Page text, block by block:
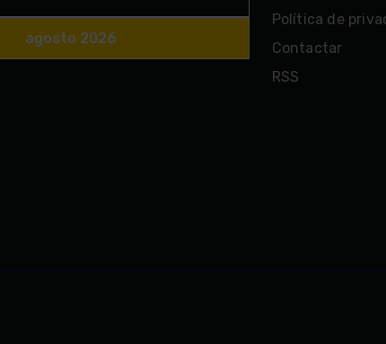
agosto 2026
Política de
Contactar
RSS